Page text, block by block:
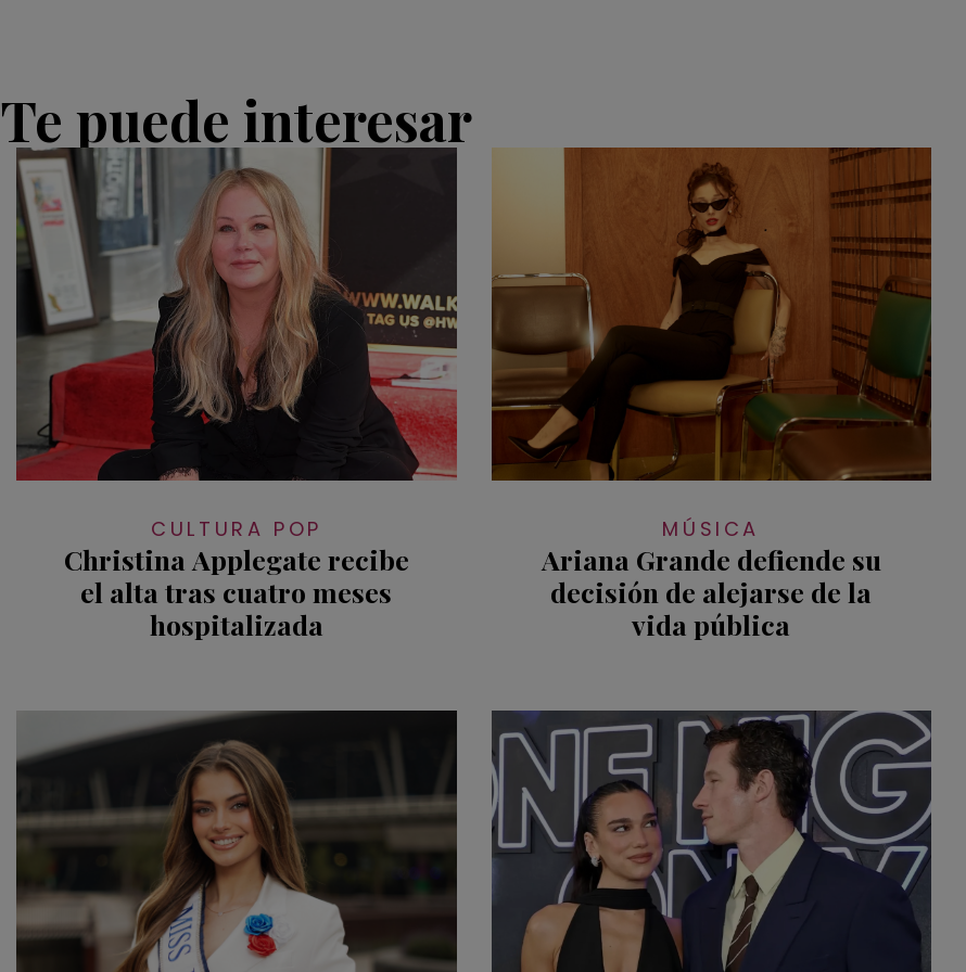
Te puede interesar
CULTURA POP
Christina Applegate recibe
el alta tras cuatro meses
hospitalizada
MÚSICA
Ariana Grande defiende su
decisión de alejarse de la
vida pública